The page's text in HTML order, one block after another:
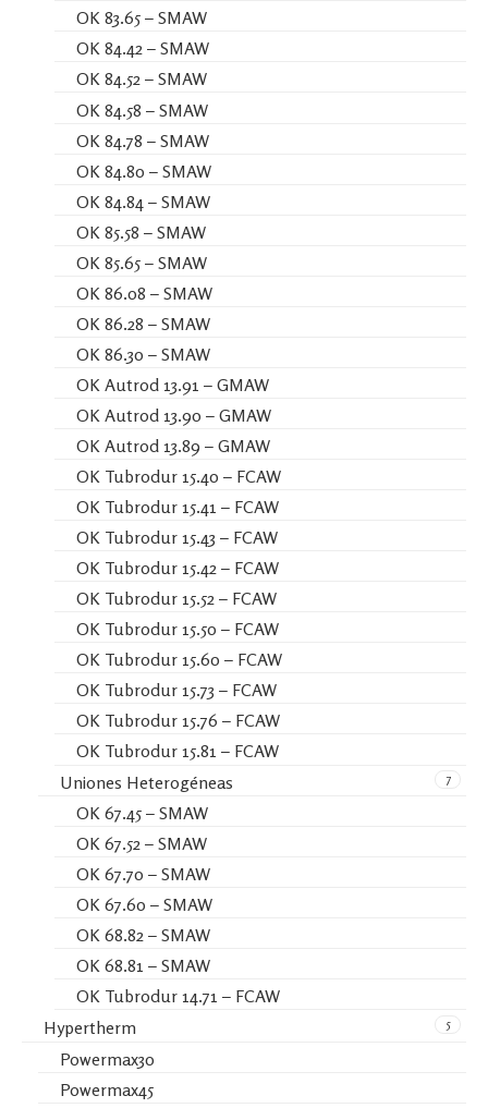
OK 83.65 – SMAW
OK 84.42 – SMAW
OK 84.52 – SMAW
OK 84.58 – SMAW
OK 84.78 – SMAW
OK 84.80 – SMAW
OK 84.84 – SMAW
OK 85.58 – SMAW
OK 85.65 – SMAW
OK 86.08 – SMAW
OK 86.28 – SMAW
OK 86.30 – SMAW
OK Autrod 13.91 – GMAW
OK Autrod 13.90 – GMAW
OK Autrod 13.89 – GMAW
OK Tubrodur 15.40 – FCAW
OK Tubrodur 15.41 – FCAW
OK Tubrodur 15.43 – FCAW
OK Tubrodur 15.42 – FCAW
OK Tubrodur 15.52 – FCAW
OK Tubrodur 15.50 – FCAW
OK Tubrodur 15.60 – FCAW
OK Tubrodur 15.73 – FCAW
OK Tubrodur 15.76 – FCAW
OK Tubrodur 15.81 – FCAW
7
Uniones Heterogéneas
OK 67.45 – SMAW
OK 67.52 – SMAW
OK 67.70 – SMAW
OK 67.60 – SMAW
OK 68.82 – SMAW
OK 68.81 – SMAW
OK Tubrodur 14.71 – FCAW
5
Hypertherm
Powermax30
Powermax45